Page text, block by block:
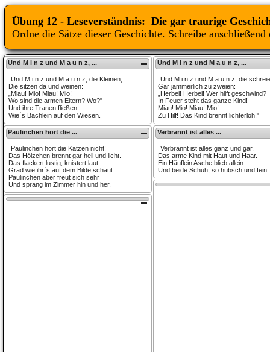
Übung 12 - Leseverständnis: Die gar traurige
Ordne die Sätze dieser Geschichte. Schreibe
Und M i n z und M a u n z, ...
Und M i n z und M a u n z, die Kleinen,
Die sitzen da und weinen:
„Miau! Mio! Miau! Mio!
Wo sind die armen Eltern? Wo?"
Und ihre Tranen fließen
Wie´s Bächlein auf den Wiesen.
Paulinchen hört die ...
Paulinchen hört die Katzen nicht!
Das Hölzchen brennt gar hell und licht.
Das flackert lustig, knistert laut.
Grad wie ihr´s auf dem Bilde schaut.
Paulinchen aber freut sich sehr
Und sprang im Zimmer hin und her.
Und M i n z und M a u n z, ...
Und M i n z und M a u n z, die
Gar jämmerlich zu zweien:
„Herbei! Herbei! Wer hilft geschwind?
In Feuer steht das ganze Kind!
Miau! Mio! Miau! Mio!
Zu Hilf! Das Kind brennt lichterloh!"
Verbrannt ist alles ...
Verbrannt ist alles ganz und gar,
Das arme Kind mit Haut und Haar.
Ein Häuflein Asche blieb allein
Und beide Schuh, so hübsch und fein.